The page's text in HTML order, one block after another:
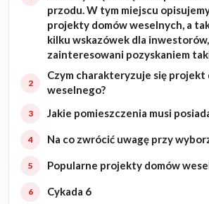
Rozbudowa
Remonty
Budynki biurowe
Realizacje
Filmy
przodu. W tym miejscu
projekty domów weselnych, a
kilku wskazówek dla
zainteresowani pozyskaniem
Czym charakteryzuje się projekt
weselnego?
Jakie pomieszczenia musi
Na co zwrócić uwagę przy
Popularne projekty domów
Cykada 6